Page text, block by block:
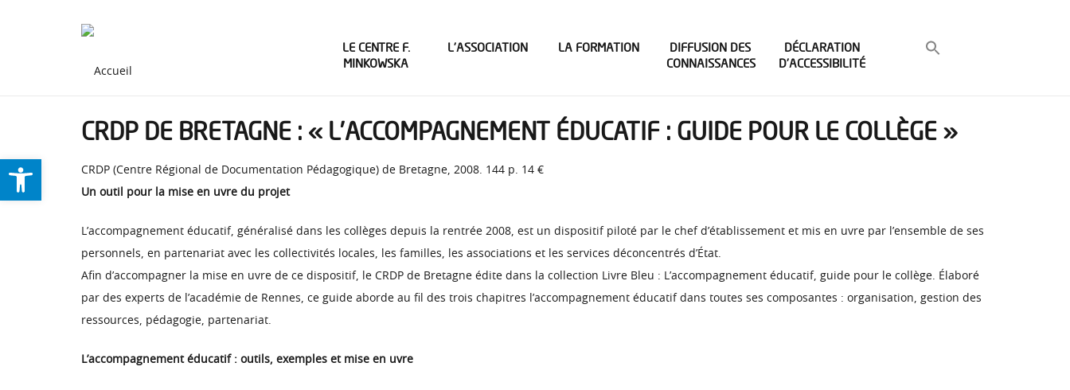
LE CENTRE F.
MINKOWSKA
L’ASSOCIATION LA FORMATION
DIFFUSION DES
CONNAISSANCES
DÉCLARATION
D’ACCESSIBILITÉ
CRDP DE BRETAGNE : « L’ACCOMPAGNEMENT ÉDUCATIF : GUIDE POUR LE COLLÈGE »
CRDP (Centre Régional de Documentation Pédagogique) de Bretagne, 2008. 144 p. 14 €
Un outil pour la mise en uvre du projet
L’accompagnement éducatif, généralisé dans les collèges depuis la rentrée 2008, est un dispositif piloté par le chef d’établissement et mis en uvre par l’ensemble de ses
personnels, en partenariat avec les collectivités locales, les familles, les associations et les services déconcentrés d’État.
Afin d’accompagner la mise en uvre de ce dispositif, le CRDP de Bretagne édite dans la collection Livre Bleu : L’accompagnement éducatif, guide pour le collège. Élaboré
par des experts de l’académie de Rennes, ce guide aborde au fil des trois chapitres l’accompagnement éducatif dans toutes ses composantes : organisation, gestion des
ressources, pédagogie, partenariat.
L’accompagnement éducatif : outils, exemples et mise en uvre
Ouvrir la barre d’outils